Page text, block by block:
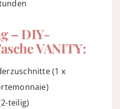
– DIY-
VANITY:
(1 x
teilig)